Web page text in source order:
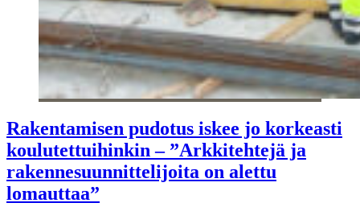
Rakentamisen pudotus iskee jo korkeasti
koulutettuihinkin – ”Arkkitehtejä ja
rakennesuunnittelijoita on alettu
lomauttaa”